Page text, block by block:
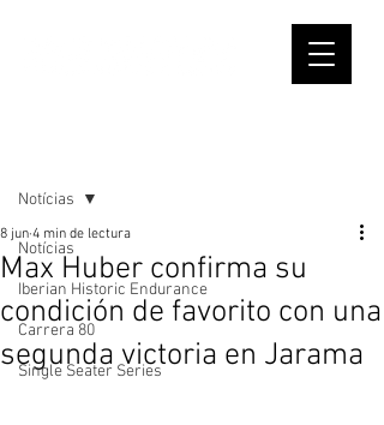
Notícias
Iberian Historic Endurance
Carrera 80
Single Seater Series
Notícias
Max Huber confirma su
condición de favorito con una
segunda victoria en Jarama
8 jun 4 min de lectura